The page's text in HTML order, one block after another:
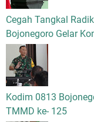
Cegah Tangkal
Bojonegoro Gelar
Kodim 0813
TMMD ke- 125